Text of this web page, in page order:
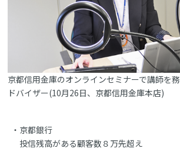
京都信用金庫のオンラインセミナーで講師を
ドバイザー(10月26日、京都信用金庫本店)
京都銀行
投信残高がある顧客数８万先超え